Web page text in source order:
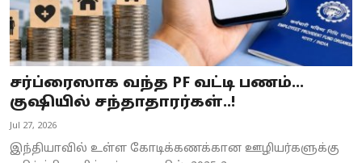
சர்ப்ரைஸாக வந்த PF வட்டி பணம்…
குஷியில் சந்தாதாரர்கள்..!
Jul 27, 2026
இந்தியாவில் உள்ள கோடிக்கணக்கான ஊழியர்களுக்கு